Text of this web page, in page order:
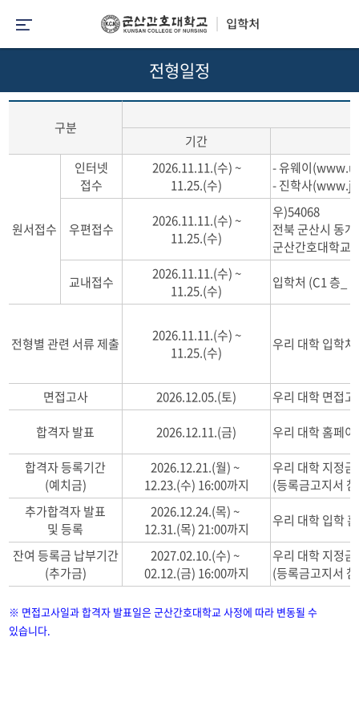
전형일정
구분
기간
원서접수
인터넷
접수
2026.11.11.(수) ~
11.25.(수)
- 유웨이
- 진학사
우편접수
2026.11.11.(수) ~
11.25.(수)
우)54068
전북 군산시 동
군산간호대학교
교내접수
2026.11.11.(수) ~
11.25.(수)
입학처 (C1 층_ (
전형별 관련 서류 제출
2026.11.11.(수) ~
11.25.(수)
우리 대학 입학처
면접고사 2026.12.05.(토)
우리 대학 면접
합격자 발표
2026.12.11.(금)
우리 대학 홈페
합격자 등록기간
(예치금)
2026.12.21.(월) ~
12.23.(수) 16:00까지
우리 대학 지정
(등록금고지서
추가합격자 발표
및 등록
2026.12.24.(목) ~
12.31.(목) 21:00까지
우리 대학 입학
잔여 등록금 납부기간
(추가금)
2027.02.10.(수) ~
02.12.(금) 16:00까지
우리 대학 지정
(등록금고지서
※ 면접고사일과 합격자 발표일은 군산간호대학교 사정에 따라 변동될 수
있습니다.